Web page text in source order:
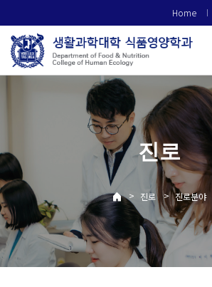
로
메
Home
진로
> 진로 > 진로분야